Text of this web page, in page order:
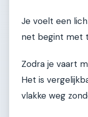
Je voelt een
net begint met
Zodra je vaart
Het is
vlakke weg